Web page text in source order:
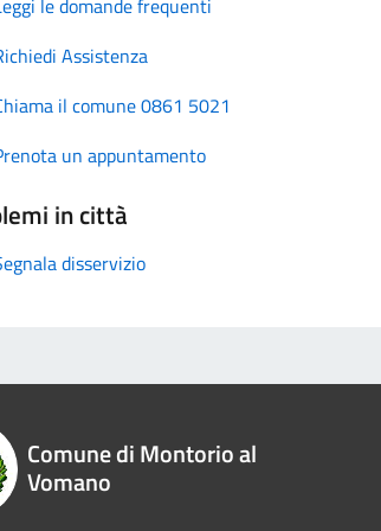
Assistenza
il comune 0861 5021
un appuntamento
in città
disservizio
Comune di Montorio al
Vomano